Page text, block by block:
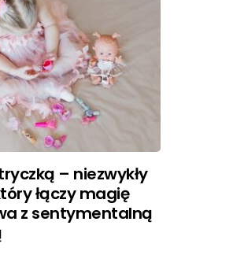
– niezwykły
łączy magię
z sentymentalną